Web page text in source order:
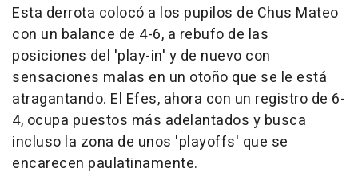
Esta derrota colocó a los pupilos de Chus Mateo
con un balance de 4-6, a rebufo de las
posiciones del 'play-in' y de nuevo con
sensaciones malas en un otoño que se le está
atragantando. El Efes, ahora con un registro de 6-
4, ocupa puestos más adelantados y busca
incluso la zona de unos 'playoffs' que se
encarecen paulatinamente.